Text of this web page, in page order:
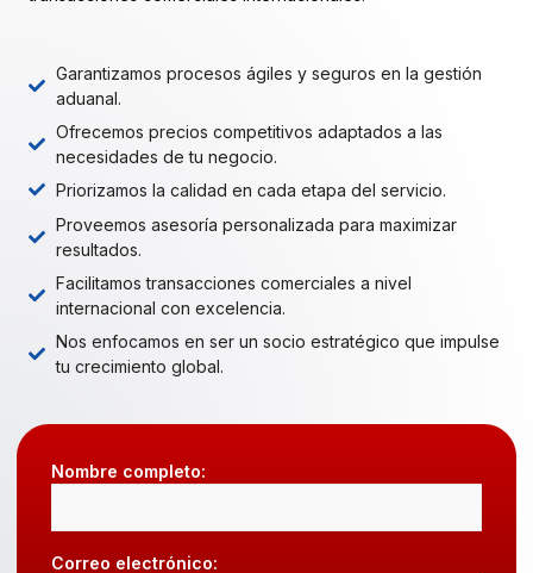
Nombre completo:
Correo electrónico:
Garantizamos procesos ágiles y seguros en la gestión
aduanal.
Ofrecemos precios competitivos adaptados a las
necesidades de tu negocio.
Priorizamos la calidad en cada etapa del servicio.
Proveemos asesoría personalizada para maximizar
resultados.
Facilitamos transacciones comerciales a nivel
internacional con excelencia.
Nos enfocamos en ser un socio estratégico que impulse
tu crecimiento global.